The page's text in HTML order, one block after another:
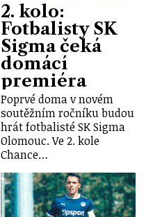
2. kolo:
Fotbalisty SK
Sigma čeká
domácí
premiéra
Poprvé doma v novém
soutěžním ročníku budou
hrát fotbalisté SK Sigma
Olomouc. Ve 2. kole
Chance…